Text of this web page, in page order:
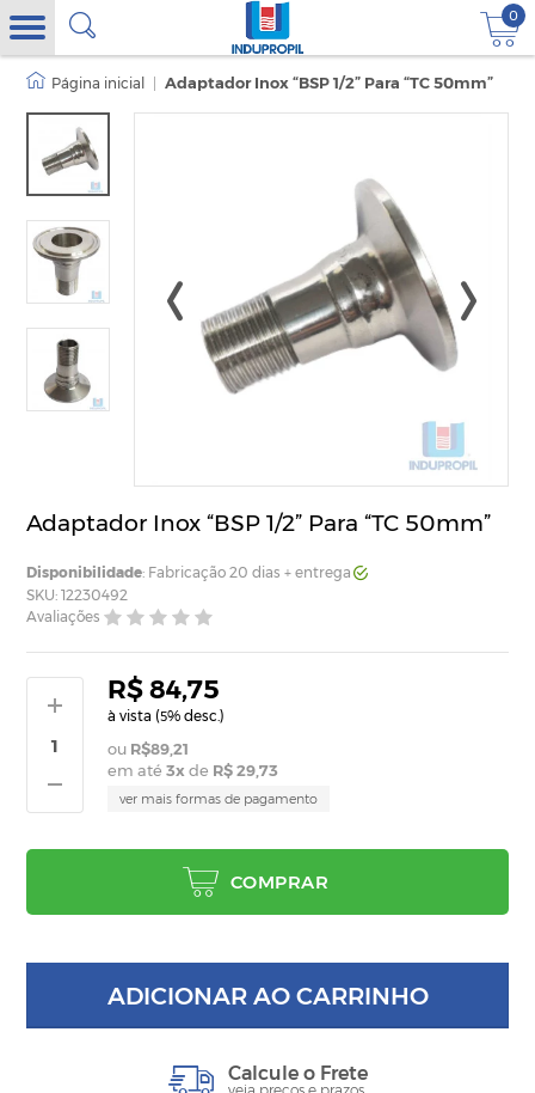
0
Adaptador Inox “BSP 1/2” Para “TC 50mm”
Adaptador Inox “BSP 1/2” Para “TC 50mm”
Disponibilidade: Fabricação 20 dias + entrega
SKU: 12230492
Avaliações
R$ 84,75
à vista (5% desc.)
R$89,21
em até3x de R$ 29,73
ver mais formas de pagamento
COMPRAR
ADICIONAR AO CARRINHO
Calcule o Frete